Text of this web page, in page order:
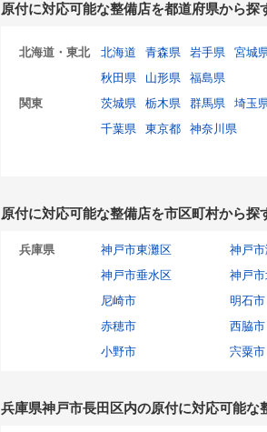
原付に対応可能な整備店を都道府県から探
北海道・東北 北海道 青森県 岩手県
宮城
秋田県
山形県
福島県
関東
茨城県 栃木県 群馬県
埼玉
千葉県
東京都 神奈川県
原付に対応可能な整備店を市区町村から探
兵庫県 神戸市東灘区 神戸
神戸市垂水区
神戸
尼崎市
明石市
赤穂市
西脇市
小野市
宍粟市
兵庫県神戸市長田区内の原付に対応可能な